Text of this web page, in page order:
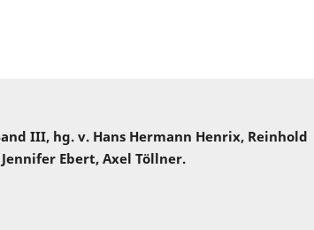
III, hg. v. Hans Hermann Henrix, Reinhold
Ebert, Axel Töllner.